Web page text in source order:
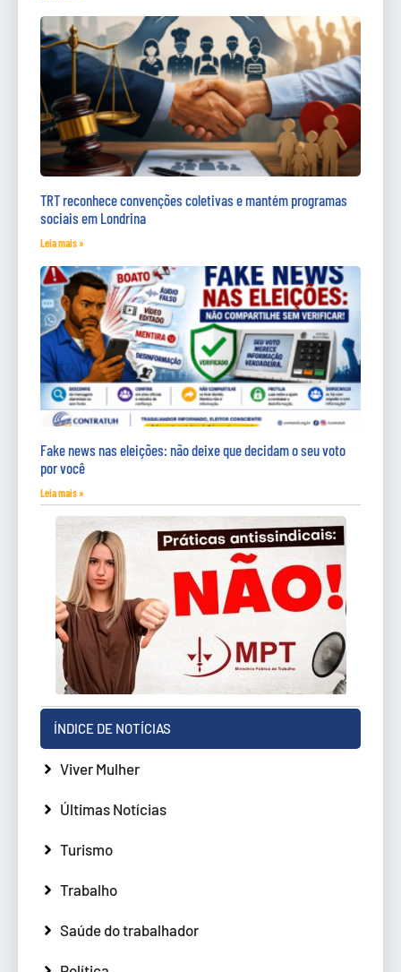
TRT reconhece convenções coletivas e mantém programas
sociais em Londrina
Leia mais »
Fake news nas eleições: não deixe que decidam o seu voto
por você
Leia mais »
ÍNDICE DE NOTÍCIAS
Viver Mulher
Últimas Notícias
Turismo
Trabalho
Saúde do trabalhador